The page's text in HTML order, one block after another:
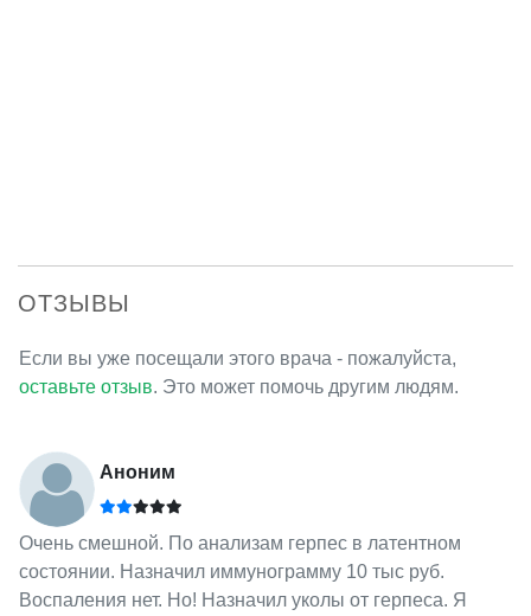
ОТЗЫВЫ
Если вы уже посещали этого врача - пожалуйста,
оставьте отзыв. Это может помочь другим людям.
Аноним
Очень смешной. По анализам герпес в латентном
состоянии. Назначил иммунограмму 10 тыс руб.
Воспаления нет. Но! Назначил уколы от герпеса. Я